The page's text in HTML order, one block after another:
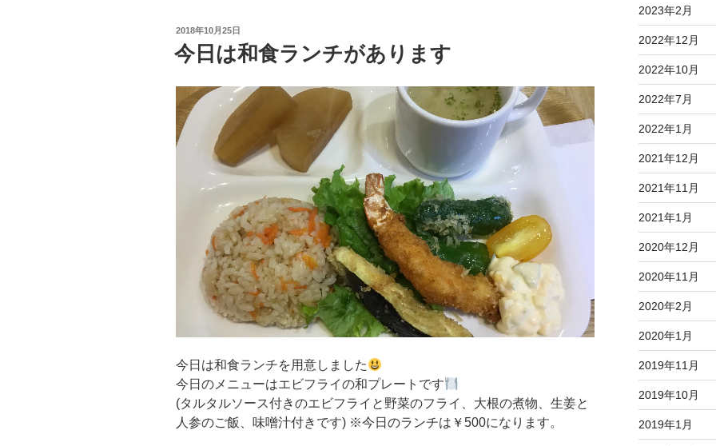
投
稿
日:
2018年10月25日
今日は和食ランチがあります
今日は和食ランチを用意しました
今日のメニューはエビフライの和プレートです
(タルタルソース付きのエビフライと野菜のフライ、大根の煮物、生姜と
人参のご飯、味噌汁付きです) ※今日のランチは￥500になります。
2023年2月
2022年12月
2022年10月
2022年7月
2022年1月
2021年12月
2021年11月
2021年1月
2020年12月
2020年11月
2020年2月
2020年1月
2019年11月
2019年10月
2019年1月